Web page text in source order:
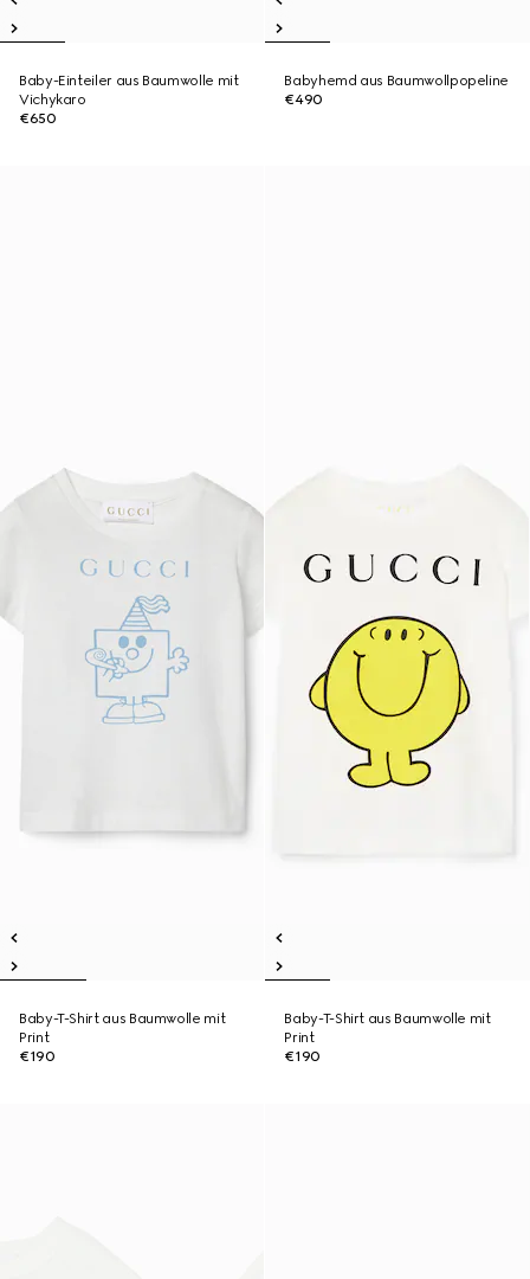
Baby-Einteiler aus Baumwolle mit
Vichykaro
€650
Babyhemd aus Baumwollpopeline
€490
Baby-T-Shirt aus Baumwolle mit
Print
€190
Baby-T-Shirt aus Baumwolle mit
Print
€190